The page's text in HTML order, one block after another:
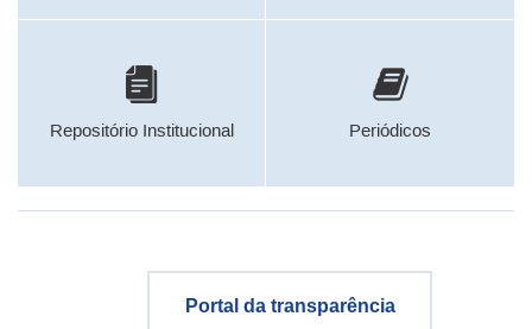
Repositório Institucional Periódicos
Portal da transparência